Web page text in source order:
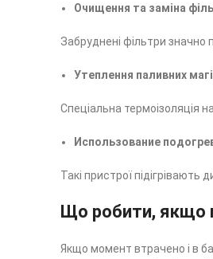
Очищення та заміна
Забруднені фільтри значно
Утеплення паливних
Спеціальна термоізоляція
Использование
Такі пристрої підігрівають
Що робити, якщо
Якщо момент втрачено і в